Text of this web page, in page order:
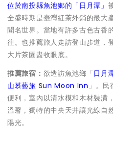
位於南投縣魚池鄉的「 日月潭」
全盛時期是臺灣紅茶外銷的最大
聞名世界。當地有許多古色古香
往。也推薦旅人走訪登山步道，
大片茶園盡收眼底。
推薦旅宿： 欲造訪魚池鄉「日月
山慕藝旅 Sun Moon Inn 」。民
便利，室內以清水模和木材裝潢
溫馨，獨特的中央天井讓光線自
陽光。